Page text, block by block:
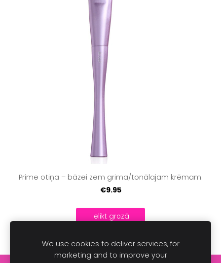
Prime otiņa – bāzei zem grima/tonālajam krēmam.
€9.95
Ielikt grozā
We use cookies to deliver services, for
marketing and to improve your